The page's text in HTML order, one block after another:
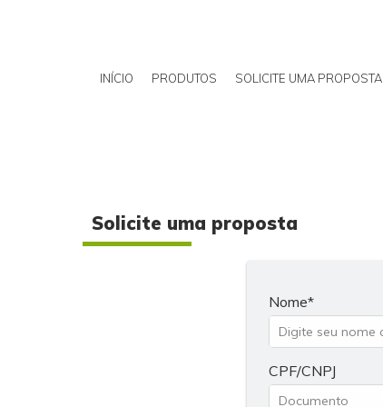
INÍCIO PRODUTOS SOLICITE UMA PROPOSTA
Solicite uma proposta
Nome
CPF/CNPJ